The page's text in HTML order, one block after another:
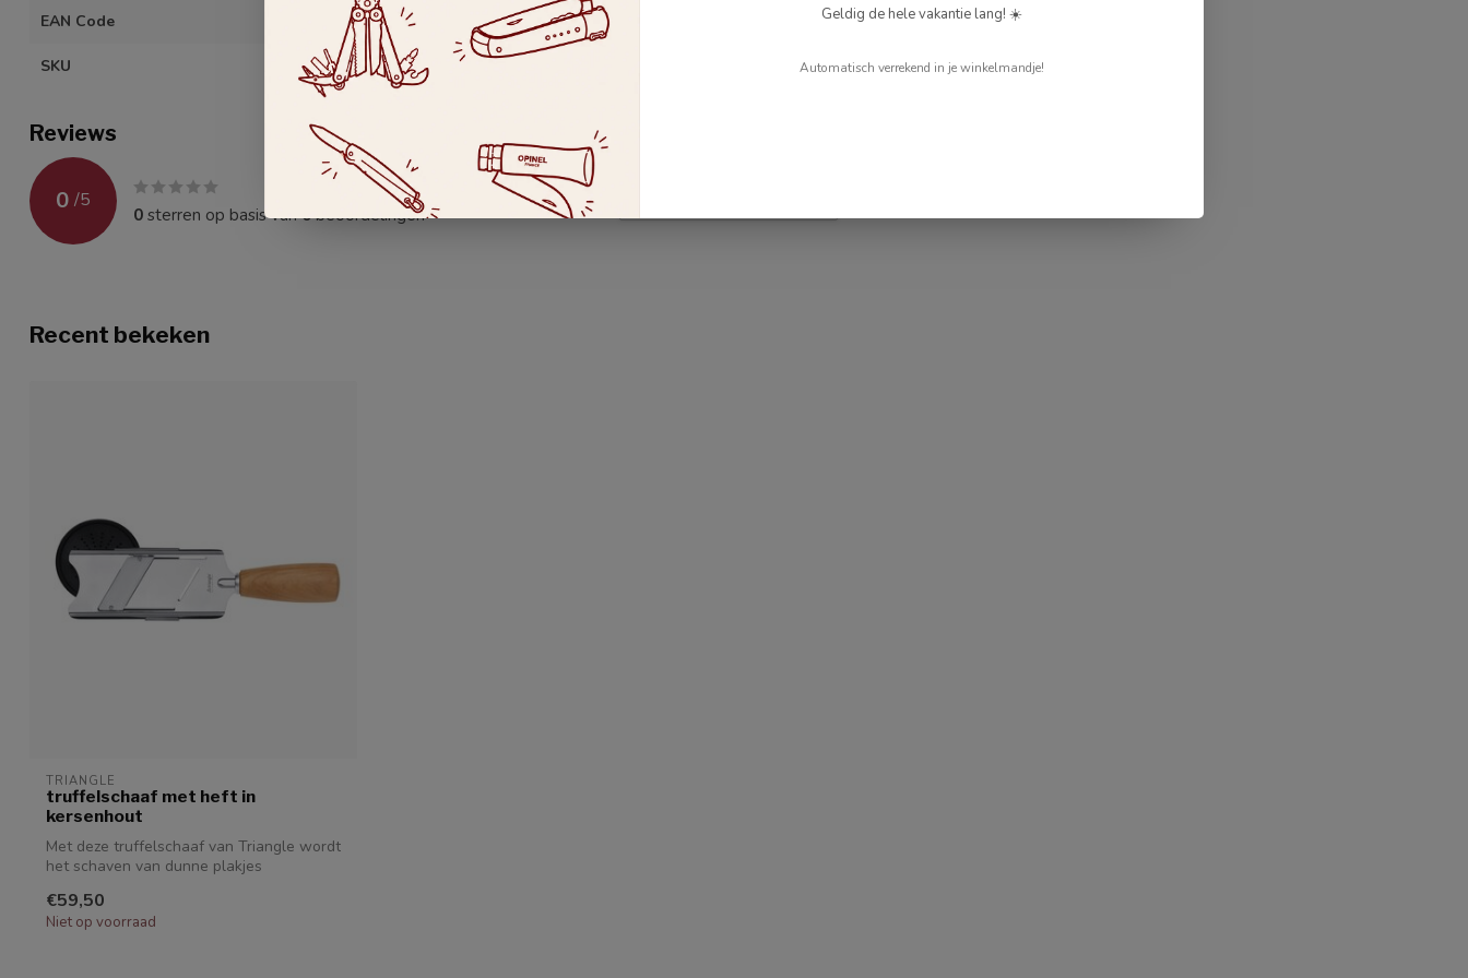
EAN Code 4018157131115
SKU 84.141.15.04.K
Reviews
0 /5
0sterren op basis van0beoordelingen
Recent bekeken
TRIANGLE
truffelschaaf met heft in
kersenhout
Met deze truffelschaaf van Triangle wordt
het schaven van dunne plakjes
€59,50
Niet op voorraad
Geldig de hele vakantie lang! ☀️
Automatisch verrekend in je winkelmandje!